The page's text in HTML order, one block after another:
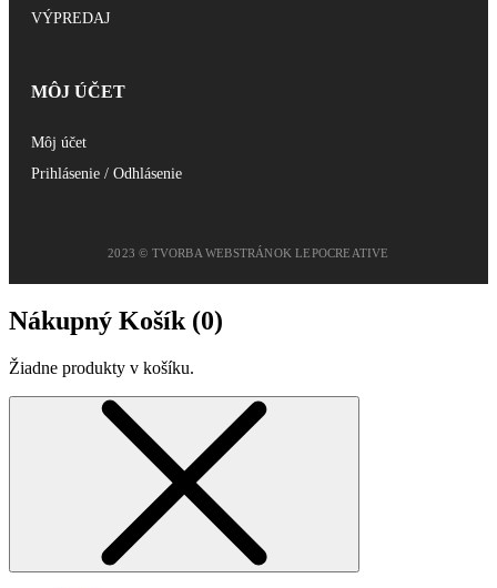
VÝPREDAJ
MÔJ ÚČET
Môj účet
Prihlásenie / Odhlásenie
2023 © TVORBA WEBSTRÁNOK LEPOCREATIVE
Nákupný Košík (0)
Žiadne produkty v košíku.